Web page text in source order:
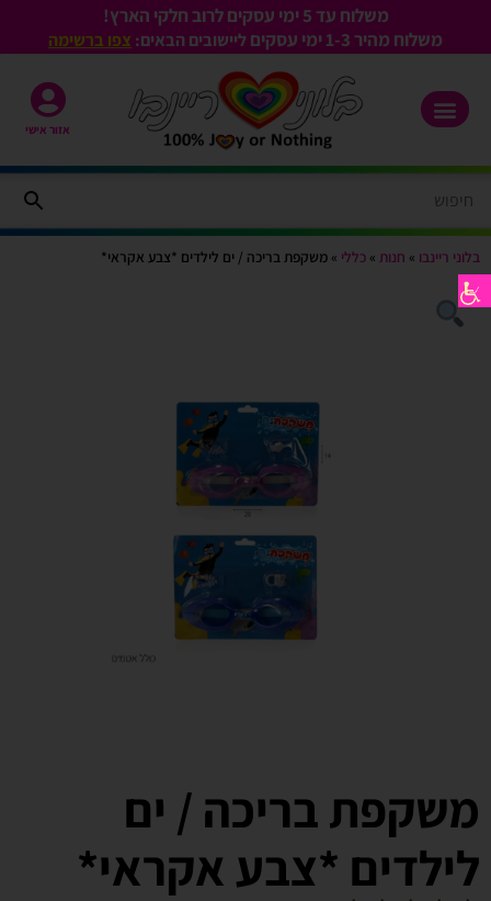
משלוח עד 5 ימי עסקים לרוב חלקי הארץ!
משלוח מהיר 1-3
ימי עסקים ליישובים הבאים: צפו ברשימה
אזור אישי
בלוני ריינבו » חנות » כללי » משקפת בריכה / ים לילדים *צבע אקראי*
משקפת בריכה / ים
לילדים *צבע אקראי*